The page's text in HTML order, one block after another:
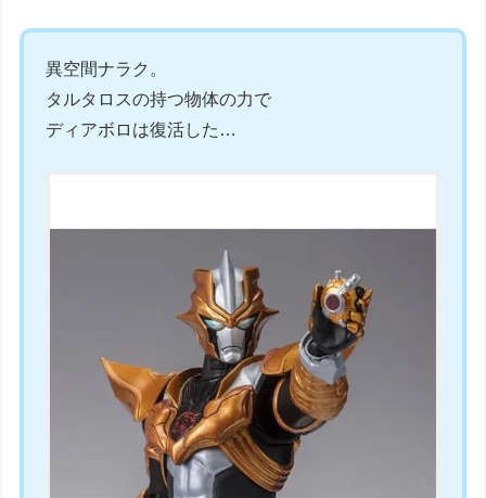
異空間ナラク。
タルタロスの持つ物体の力で
ディアボロは復活した…